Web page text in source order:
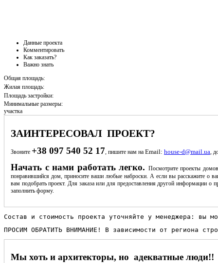
Данные проекта
Комментировать
Как заказать?
Важно знать
Общая площадь:
Жилая площадь:
Площадь застройки:
Минимальные размеры:
участка
ЗАИНТЕРЕСОВАЛ ПРОЕКТ?
Звоните +38 097 540 52 17 , пишите нам на Email: house-d@mail.ua ,
Начать с нами работать легко. Посмотрите проекты
понравившийся дом, приносите ваши любые наброски. А если вы расскажите о
вам подобрать проект. Для заказа или для предоставления другой информации о
заполнить форму.
Состав и стоимость проекта уточняйте у менеджера:
ПРОСИМ ОБРАТИТЬ ВНИМАНИЕ! В зависимости от региона
Мы хоть и архитекторы, но адекватные люди!!